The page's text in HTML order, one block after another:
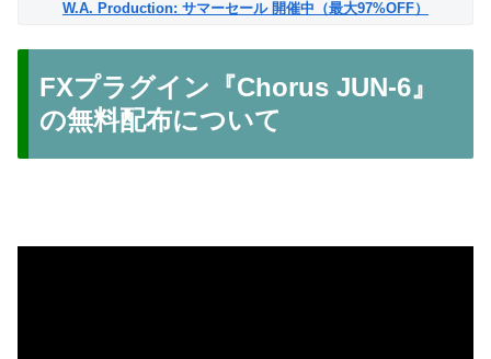
W.A. Production: サマーセール 開催中（最大97%OFF）
FXプラグイン『Chorus JUN-6』
の無料配布について